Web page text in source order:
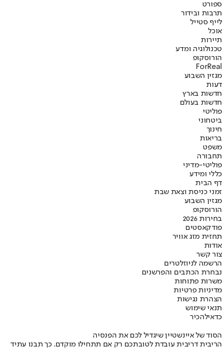
ספורט
תרבות ובידור
לייף סטייל
אוכל
תיירות
טכנולוגיה ומדע
הורוסקופ
ForReal
מגזין השבוע
דעות
חדשות בארץ
חדשות בעולם
פוליטי
ביטחוני
חינוך
בריאות
משפט
תחבורה
פוליטי-מדיני
כללי ומידע
דף הבית
זמני כניסת וצאת שבת
מגזין השבוע
הורוסקופ
בחירות 2026
פודקאסטים
תחזית מזג אוויר
אודות
צור קשר
הרשמה לניוזלטרים
נבחרת הכתבים והפרשנים
משרות פתוחות
מדיניות פרטיות
הצהרת נגישות
תנאי שימוש
כדאילהכיר
הסוד של איינשטיין שיגדיל לכם את הפנסיה
הריבית דריבית עובדת לטובתכם רק אם תתחילו מוקדם. כך תבנו עתיד